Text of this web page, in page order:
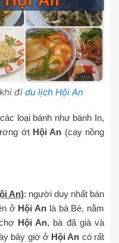
đi du lịch Hội An
loại bánh như bánh In,
ớt Hội An (cay nồng
An): người duy nhất bán
ở Hội An là bà Bé, nằm
Hội An, bà đã già và
bây giờ ở Hội An có rất